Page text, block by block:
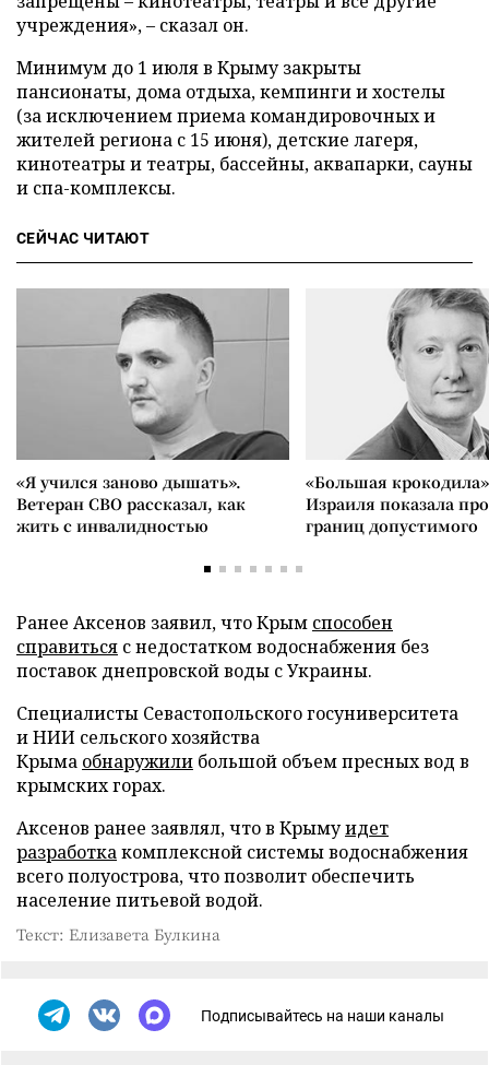
учреждения», – сказал он.
Минимум до 1 июля в Крыму закрыты
пансионаты, дома отдыха, кемпинги и хостелы
(за исключением приема командировочных и
жителей региона с 15 июня), детские лагеря,
кинотеатры и театры, бассейны, аквапарки, сауны
и спа-комплексы.
СЕЙЧАС ЧИТАЮТ
«Я учился заново дышать».
Ветеран СВО рассказал, как
жить с инвалидностью
«Большая
Израиля показала
границ допустимого
Ранее Аксенов заявил, что Крым способен
справиться с недостатком водоснабжения без
поставок днепровской воды с Украины.
Специалисты Севастопольского госуниверситета
и НИИ сельского хозяйства
Крыма обнаружили большой объем пресных вод в
крымских горах.
Аксенов ранее заявлял, что в Крымуидет
разработкакомплексной системы водоснабжения
всего полуострова, что позволит обеспечить
население питьевой водой.
Текст: Елизавета Булкина
Подписывайтесь на наши каналы